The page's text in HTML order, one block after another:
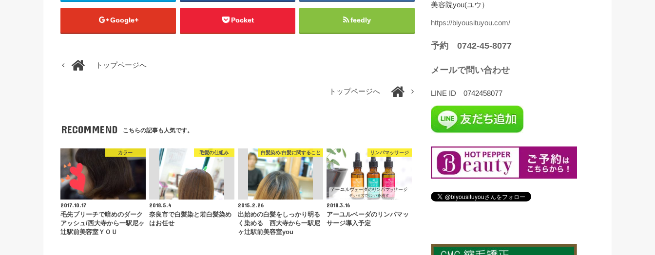
Google+ Pocket feedly
トップページへ
トップページへ
RECOMMEND こちらの記事も人気です。
カラー
2017.10.17
毛先ブリーチで暗めのダーク
アッシュ/西大寺から一駅尼ヶ
辻駅前美容室ＹＯＵ
毛髪の仕組み
2018.5.4
奈良市で白髪染と若白髪染め
はお任せ
白髪染め/白髪に関すること
2015.2.26
出始めの白髪をしっかり明る
く染める 西大寺から一駅尼
ヶ辻駅前美容室you
リンパマッサージ
2018.3.16
アーユルベーダのリンパマッ
サージ導入予定
美容院you(ユウ）
https://biyousituyou.com/
予約 0742-45-8077
メールで問い合わせ
LINE ID 0742458077